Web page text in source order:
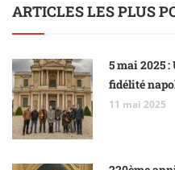
ARTICLES LES PLUS
5 mai 2025
fidélité
11 mai 2025